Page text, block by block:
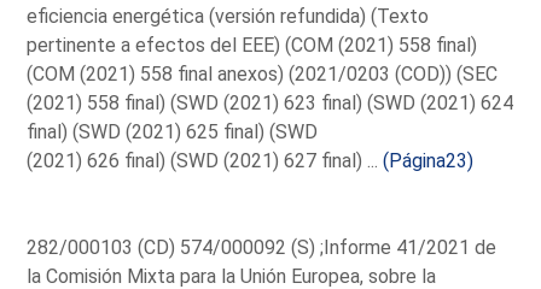
eficiencia energética (versión refundida) (Texto
pertinente a efectos del EEE) (COM (2021) 558 final)
(COM (2021) 558 final anexos) (2021/0203 (COD)) (SEC
(2021) 558 final) (SWD (2021) 623 final) (SWD (2021) 624
final) (SWD (2021) 625 final) (SWD
(2021) 626 final) (SWD (2021) 627 final) ...(Página23)
282/000103 (CD) 574/000092 (S) ;Informe 41/2021 de
la Comisión Mixta para la Unión Europea, sobre la